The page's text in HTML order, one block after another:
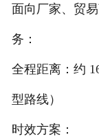
面向厂家、贸
务：
全程距离：约
型路线）
时效方案：